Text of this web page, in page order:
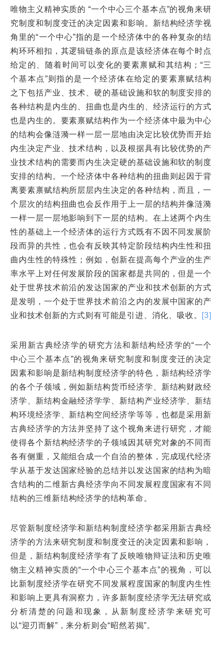
唯物主义精神实质的 “一个中心三个基本点”的视角来研
究制度和制度变迁的决定因素和影响。新结构经济学视
角里的“一个中心”指的是一个经济体中的各种复杂的结
构环环相扣，其逻辑链条的原点是该经济体在每个时点
给定的、随着时间可以变化的要素禀赋和其结构；“三
个基本点”则指的是一个经济体在给定的要素禀赋结构
之下包括产业、技术、硬的基础设施和软的制度安排的
各种结构是内生的、扭曲也是内生的、经济运行的方式
也是内生的。要素禀赋结构作为一个经济体中最为中心
的结构会像涟漪一样一层一层地由决定比较优势而开始
内生决定产业、技术结构，以及根据具有比较优势的产
业技术结构的需要而内生决定硬的基础设施和软的制度
安排的结构。一个经济体中各种结构的扭曲则起因于背
离要素禀赋结构所层层内生决定的各种结构，而且，一
个层次的结构扭曲也会反作用于上一层的结构并像涟漪
一样一层一层地影响到下一层的结构。在上述两个内生
性的基础上一个经济体的运行方式既有不因不同发展阶
段而异的共性，也会有反映其特定阶段结构内生性和扭
曲内生性的特殊性；例如，创新在提高每个产业的生产
率水平上对任何发展阶段的国家都是共同的，但是一个
处于世界技术前沿的发达国家的产业和技术创新的方式
是发明，一个处于世界技术前沿之内的发展中国家的产
业和技术创新的方式则有可能是引进、消化、吸收。 [3]
采用新古典经济学的研究方法和新结构经济学的“一个
中心三个基本点”的视角来研究制度和制度变迁的决定
因素和影响是新结构制度经济学的特色，新结构经济学
的各个子领域，例如新结构货币经济学、新结构财政经
济学、新结构金融经济学学、新结构产业经济学、新结
构环境经济学、新结构空间经济学等等，也都是采用新
古典经济学的方法并坚持了这个视角来进行研究，才能
使得各个新结构经济学的子领域因其研究对象的不同而
各有侧重，又能组合成一个自洽的整体，完成现代经济
学从基于发达国家经验的总结并以发达国家的结构为暗
含结构的二维新古典经济学向不同发展程度国家有不同
结构的三维新结构经济学的结构革命。
尽管新制度经济学和新结构制度经济学都采用新古典经
济学的方法来研究制度和制度变迁的决定因素和影响，
但是，新结构制度经济学有了反映唯物辩证法和历史唯
物主义精神实质的“一个中心三个基本点”的视角，可以
比新制度经济学在研究不同发展程度国家的制度内生性
和影响上更具有洞察力，许多新制度经济学无法研究或
分析清楚的问题和现象，从新制度经济学来研究可
以“迎刃而解”，来分析则会“昭然若揭”。